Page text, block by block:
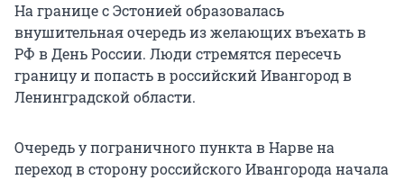
На границе с Эстонией образовалась
внушительная очередь из желающих въехать в
РФ в День России. Люди стремятся пересечь
границу и попасть в российский Ивангород в
Ленинградской области.
Очередь у пограничного пункта в Нарве на
переход в сторону российского Ивангорода начала